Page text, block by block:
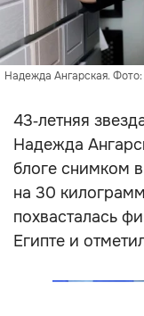
Надежда Ангарская.
43‑летняя
Надежда
блоге снимком
на 30
похвасталась
Египте и